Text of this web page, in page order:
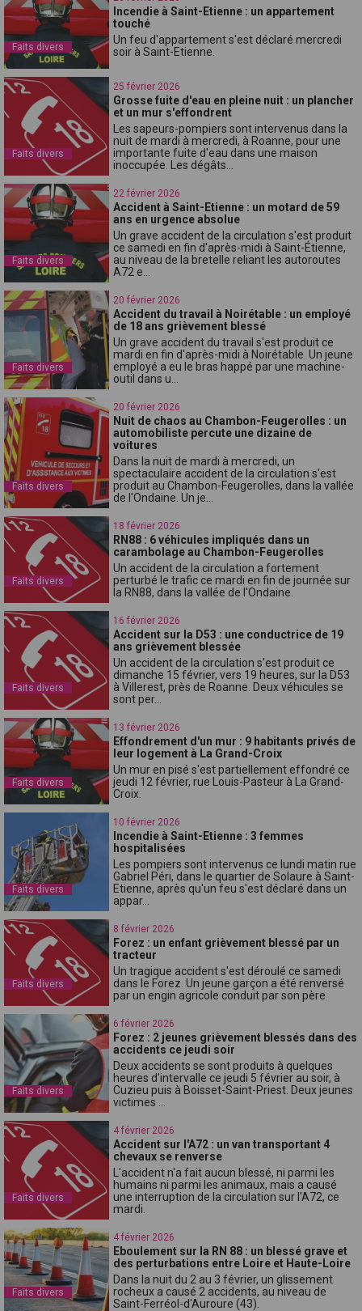
Faits divers
Incendie à Saint-Etienne : un appartement
touché
Un feu d'appartement s'est déclaré mercredi
soir à Saint-Etienne.
Faits divers
25 février 2026
Grosse fuite d'eau en pleine nuit : un plancher
et un mur s'effondrent
Les sapeurs-pompiers sont intervenus dans la
nuit de mardi à mercredi, à Roanne, pour une
importante fuite d'eau dans une maison
inoccupée. Les dégâts...
Faits divers
22 février 2026
Accident à Saint-Etienne : un motard de 59
ans en urgence absolue
Un grave accident de la circulation s'est produit
ce samedi en fin d'après-midi à Saint-Étienne,
au niveau de la bretelle reliant les autoroutes
A72 e...
Faits divers
20 février 2026
Accident du travail à Noirétable : un employé
de 18 ans grièvement blessé
Un grave accident du travail s'est produit ce
mardi en fin d'après-midi à Noirétable. Un jeune
employé a eu le bras happé par une machine-
outil dans u...
Faits divers
20 février 2026
Nuit de chaos au Chambon-Feugerolles : un
automobiliste percute une dizaine de
voitures
Dans la nuit de mardi à mercredi, un
spectaculaire accident de la circulation s'est
produit au Chambon-Feugerolles, dans la vallée
de l'Ondaine. Un je...
Faits divers
18 février 2026
RN88 : 6 véhicules impliqués dans un
carambolage au Chambon-Feugerolles
Un accident de la circulation a fortement
perturbé le trafic ce mardi en fin de journée sur
la RN88, dans la vallée de l'Ondaine.
Faits divers
16 février 2026
Accident sur la D53 : une conductrice de 19
ans grièvement blessée
Un accident de la circulation s'est produit ce
dimanche 15 février, vers 19 heures, sur la D53
à Villerest, près de Roanne. Deux véhicules se
sont per...
Faits divers
13 février 2026
Effondrement d'un mur : 9 habitants privés de
leur logement à La Grand-Croix
Un mur en pisé s'est partiellement effondré ce
jeudi 12 février, rue Louis-Pasteur à La Grand-
Croix.
Faits divers
10 février 2026
Incendie à Saint-Etienne : 3 femmes
hospitalisées
Les pompiers sont intervenus ce lundi matin rue
Gabriel Péri, dans le quartier de Solaure à Saint-
Etienne, après qu'un feu s'est déclaré dans un
appar...
Faits divers
8 février 2026
Forez : un enfant grièvement blessé par un
tracteur
Un tragique accident s'est déroulé ce samedi
dans le Forez. Un jeune garçon a été renversé
par un engin agricole conduit par son père.
Faits divers
6 février 2026
Forez : 2 jeunes grièvement blessés dans des
accidents ce jeudi soir
Deux accidents se sont produits à quelques
heures d'intervalle ce jeudi 5 février au soir, à
Cuzieu puis à Boisset-Saint-Priest. Deux jeunes
victimes ...
Faits divers
4 février 2026
Accident sur l'A72 : un van transportant 4
chevaux se renverse
L'accident n'a fait aucun blessé, ni parmi les
humains ni parmi les animaux, mais a causé
une interruption de la circulation sur l'A72, ce
mardi.
Faits divers
4 février 2026
Eboulement sur la RN 88 : un blessé grave et
des perturbations entre Loire et Haute-Loire
Dans la nuit du 2 au 3 février, un glissement
rocheux a causé 2 accidents, au niveau de
Saint-Ferréol-d'Auroure (43).